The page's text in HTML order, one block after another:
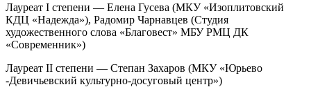
Лауреат I степени — Елена Гусева (МКУ «Изоплитовский
КДЦ «Надежда»), Радомир Чарнавцев (Студия
художественного слова «Благовест» МБУ РМЦ ДК
«Современник»)
Лауреат II степени — Степан Захаров (МКУ «Юрьево
-Девичьевский культурно-досуговый центр»)